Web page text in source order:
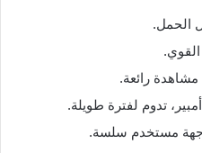
الحمل.
القوي.
رائعة.
مستخدم سلسة.